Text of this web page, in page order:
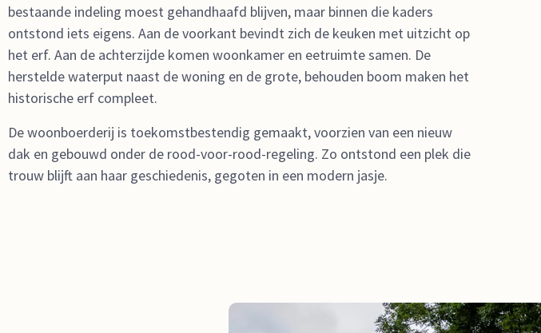
bestaande indeling moest gehandhaafd blijven, maar binnen die kaders
ontstond iets eigens. Aan de voorkant bevindt zich de keuken met uitzicht op
het erf. Aan de achterzijde komen woonkamer en eetruimte samen. De
herstelde waterput naast de woning en de grote, behouden boom maken het
historische erf compleet.
De woonboerderij is toekomstbestendig gemaakt, voorzien van een nieuw
dak en gebouwd onder de rood-voor-rood-regeling. Zo ontstond een plek die
trouw blijft aan haar geschiedenis, gegoten in een modern jasje.